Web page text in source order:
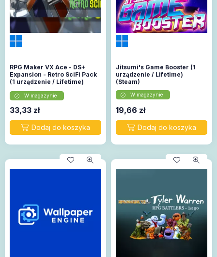
RPG Maker VX Ace - DS+
Expansion - Retro SciFi Pack
(1 urządzenie / Lifetime)
W magazynie
33,33 zł
Jitsumi's Game Booster (1
urządzenie / Lifetime)
(Steam)
W magazynie
19,66 zł